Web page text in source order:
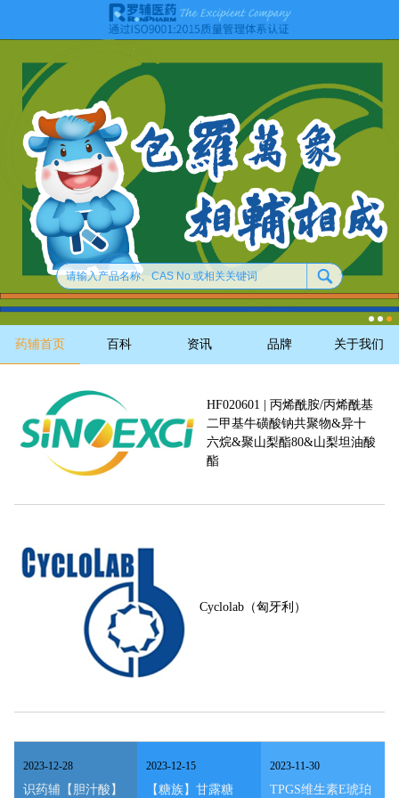
药辅首页 百科 资讯 品牌 关于我们
HF020601 | 丙烯酰胺/丙烯酰基
二甲基牛磺酸钠共聚物&异十
六烷&聚山梨酯80&山梨坦油酸
酯
Cyclolab（匈牙利）
识药辅【胆汁酸】
2023-12-28
【糖族】甘露糖
2023-12-15
TPGS维生素E琥珀
2023-11-30